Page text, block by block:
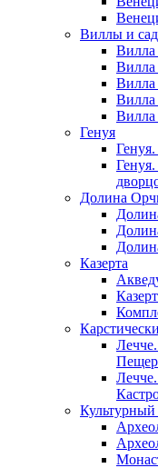
Виллы и
Вилла
Вилла
Вилла
Генуя
Долина
Казерта